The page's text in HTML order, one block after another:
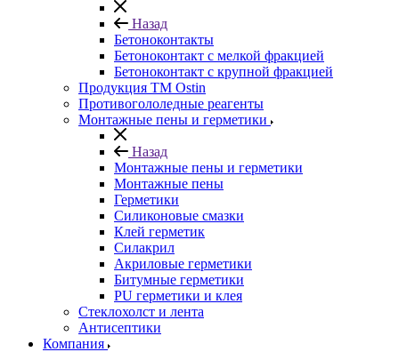
Назад
Бетоноконтакты
Бетоноконтакт с мелкой фракцией
Бетоноконтакт с крупной фракцией
Продукция ТМ Ostin
Противогололедные реагенты
Монтажные пены и герметики
Назад
Монтажные пены и герметики
Монтажные пены
Герметики
Силиконовые смазки
Клей герметик
Силакрил
Акриловые герметики
Битумные герметики
PU герметики и клея
Стеклохолст и лента
Антисептики
Компания